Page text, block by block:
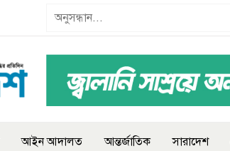
আইন আদালত আন্তর্জাতিক সারাদেশ